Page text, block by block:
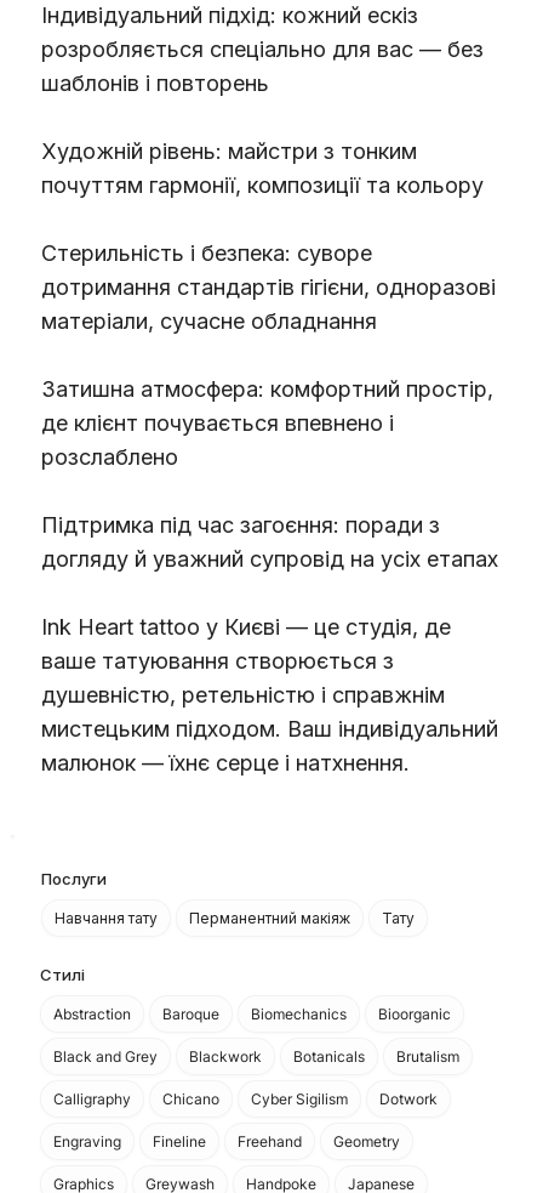
Індивідуальний підхід: кожний ескіз
розробляється спеціально для вас — без
шаблонів і повторень
Художній рівень: майстри з тонким
почуттям гармонії, композиції та кольору
Стерильність і безпека: суворе
дотримання стандартів гігієни, одноразові
матеріали, сучасне обладнання
Затишна атмосфера: комфортний простір,
де клієнт почувається впевнено і
розслаблено
Підтримка під час загоєння: поради з
догляду й уважний супровід на усіх етапах
Ink Heart tattoo у Києві — це студія, де
ваше татуювання створюється з
душевністю, ретельністю і справжнім
мистецьким підходом. Ваш індивідуальний
малюнок — їхнє серце і натхнення.
Послуги
Навчання тату Перманентний макіяж Тату
Стилі
Abstraction Baroque Biomechanics Bioorganic
Black and Grey Blackwork Botanicals Brutalism
Calligraphy Chicano Cyber Sigilism Dotwork
Engraving Fineline Freehand Geometry
Graphics Greywash Handpoke Japanese